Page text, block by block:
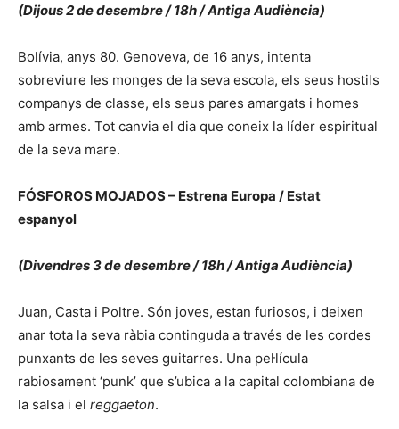
(Dijous 2 de desembre / 18h / Antiga Audiència)
Bolívia, anys 80. Genoveva, de 16 anys, intenta
sobreviure les monges de la seva escola, els seus hostils
companys de classe, els seus pares amargats i homes
amb armes. Tot canvia el dia que coneix la líder espiritual
de la seva mare.
FÓSFOROS MOJADOS – Estrena Europa / Estat
espanyol
(Divendres 3 de desembre / 18h / Antiga Audiència)
Juan, Casta i Poltre. Són joves, estan furiosos, i deixen
anar tota la seva ràbia continguda a través de les cordes
punxants de les seves guitarres. Una pel·lícula
rabiosament ‘punk’ que s’ubica a la capital colombiana de
la salsa i el reggaeton.